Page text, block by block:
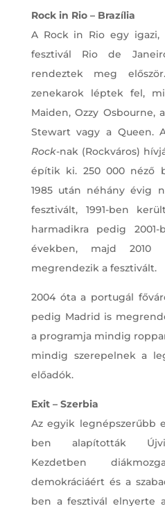
Rock in Rio – Brazília
A Rock in Rio egy igazi,
fesztivál Rio de
rendeztek meg
zenekarok léptek fel,
Maiden, Ozzy Osbourne,
Stewart vagy a Queen.
Rock-nak (Rockváros)
építik ki. 250 000 néző
1985 után néhány évig
fesztivált, 1991-ben
harmadikra pedig
években, majd
megrendezik a fesztivált.
2004 óta a portugál
pedig Madrid is
a programja mindig
mindig szerepelnek a
előadók.
Exit – Szerbia
Az egyik legnépszerűbb
ben alapították
Kezdetben
demokráciáért és a
ben a fesztivál elnyerte